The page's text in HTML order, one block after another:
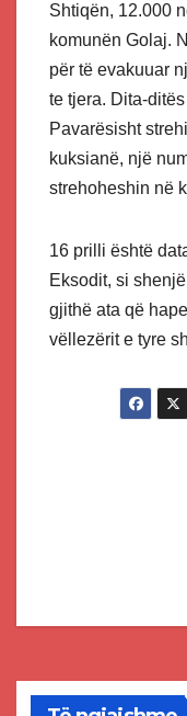
Shtiqën, 12.000
komunën Golaj.
për të evakuuar
te tjera. Dita-
Pavarësisht
kuksianë, një
strehoheshin në
16 prilli është
Eksodit, si
gjithë ata që
vëllezërit e tyre